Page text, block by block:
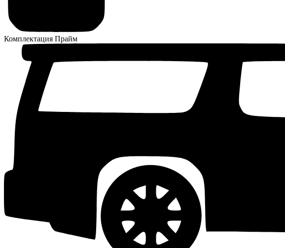
Комплектация Прайм